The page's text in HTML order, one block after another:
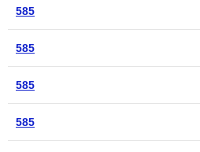
585
585
585
585